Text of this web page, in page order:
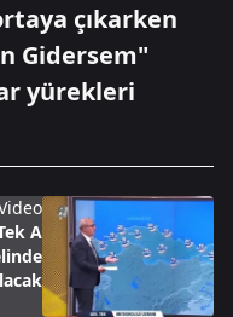
çıkarken
Gidersem"
yürekleri
A